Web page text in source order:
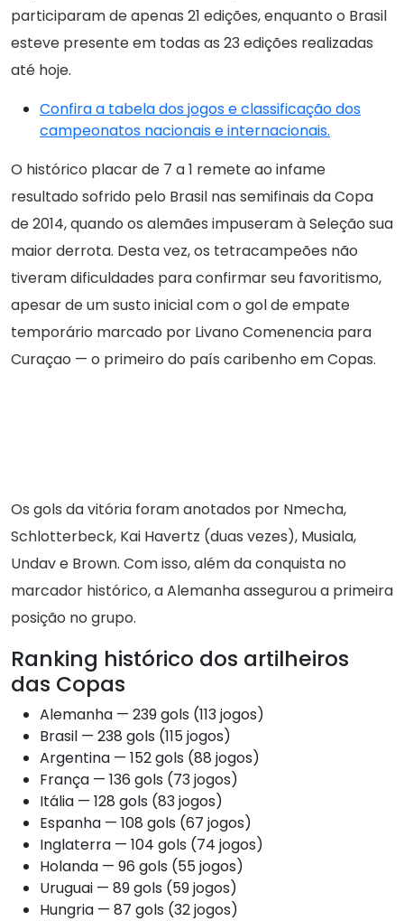
participaram de apenas 21 edições, enquanto o Brasil
esteve presente em todas as 23 edições realizadas
até hoje.
Confira a tabela dos jogos e classificação dos
campeonatos nacionais e internacionais.
O histórico placar de 7 a 1 remete ao infame
resultado sofrido pelo Brasil nas semifinais da Copa
de 2014, quando os alemães impuseram à Seleção sua
maior derrota. Desta vez, os tetracampeões não
tiveram dificuldades para confirmar seu favoritismo,
apesar de um susto inicial com o gol de empate
temporário marcado por Livano Comenencia para
Curaçao — o primeiro do país caribenho em Copas.
Os gols da vitória foram anotados por Nmecha,
Schlotterbeck, Kai Havertz (duas vezes), Musiala,
Undav e Brown. Com isso, além da conquista no
marcador histórico, a Alemanha assegurou a primeira
posição no grupo.
Ranking histórico dos artilheiros
das Copas
Alemanha — 239 gols (113 jogos)
Brasil — 238 gols (115 jogos)
Argentina — 152 gols (88 jogos)
França — 136 gols (73 jogos)
Itália — 128 gols (83 jogos)
Espanha — 108 gols (67 jogos)
Inglaterra — 104 gols (74 jogos)
Holanda — 96 gols (55 jogos)
Uruguai — 89 gols (59 jogos)
Hungria — 87 gols (32 jogos)